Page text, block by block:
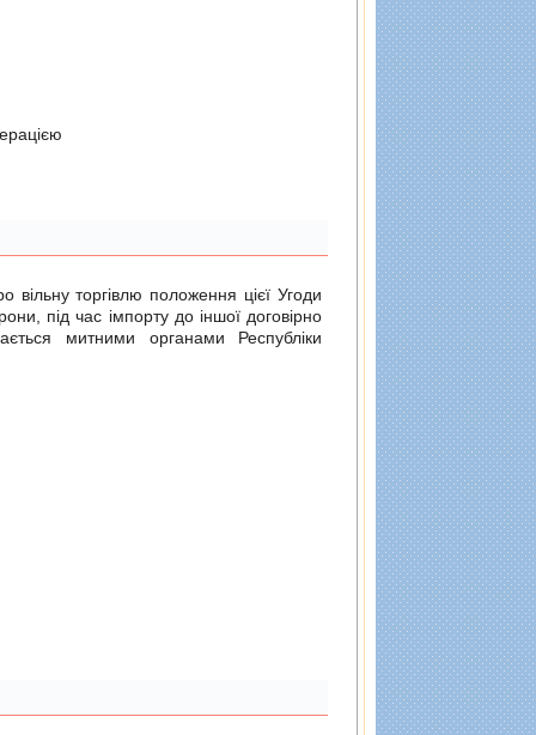
вільну торгівлю положення цієї Угоди
під час імпорту до іншої договірно
митними органами Республіки